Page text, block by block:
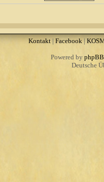
Kontakt| Facebook|
Powered by phpBB
Deutsche